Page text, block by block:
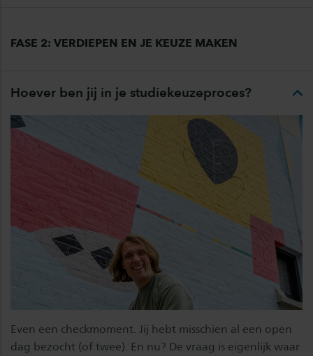
FASE 2: VERDIEPEN EN JE KEUZE MAKEN
Hoever ben jij in je studiekeuzeproces?
Even een checkmoment. Jij hebt misschien al een open
dag bezocht (of twee). En nu? De vraag is eigenlijk waar